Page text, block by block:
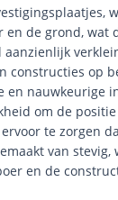
de grond,
constructies op
en nauwkeurige
om de
te zorgen
van
en de